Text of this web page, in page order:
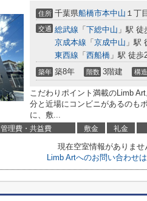
住所 千葉県船橋市本中山 １丁目
交通 総武線 「 下総中山 」駅 徒
京成本線 「 京成中山 」駅
東西線 「 西船橋 」駅 徒歩
築年 築8年 階数 3階建 構造
こだわりポイント満載のLimb
分と近場にコンビニがあるのも
に、敷...
管理費・共益費 敷金 礼金
現在空室情報がありませ
Limb Artへのお問い合わせ